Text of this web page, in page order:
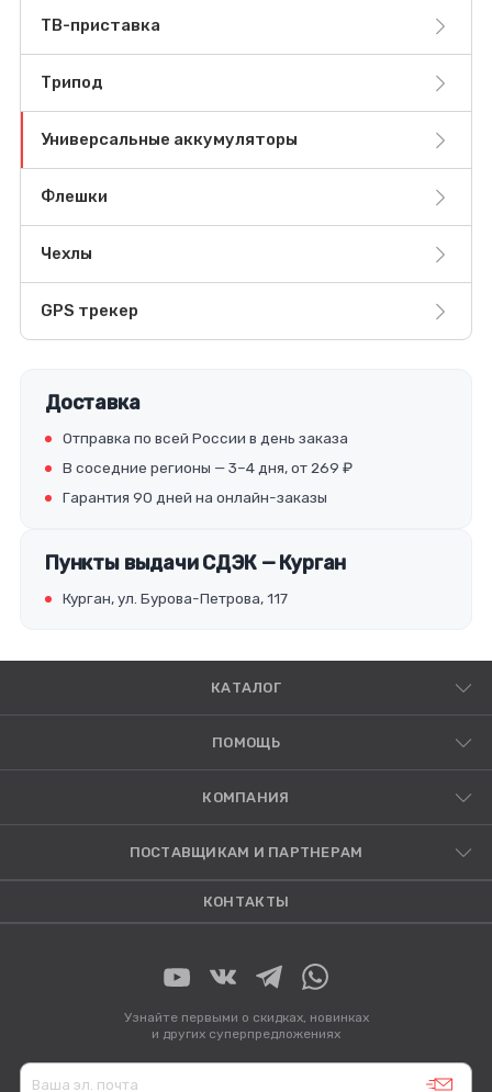
ТВ-приставка
Трипод
Универсальные аккумуляторы
Флешки
Чехлы
GPS трекер
Доставка
Отправка по всей России в день заказа
В соседние регионы — 3–4 дня, от 269 ₽
Гарантия 90 дней на онлайн-заказы
Пункты выдачи СДЭК — Курган
Курган, ул. Бурова-Петрова, 117
КАТАЛОГ
ПОМОЩЬ
КОМПАНИЯ
ПОСТАВЩИКАМ И ПАРТНЕРАМ
КОНТАКТЫ
Узнайте первыми о скидках, новинках
и других суперпредложениях